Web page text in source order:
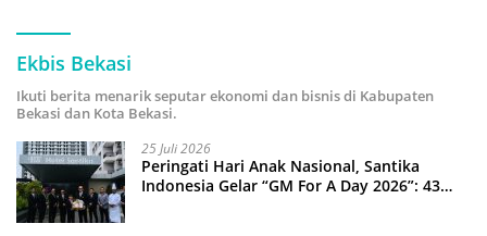
Ekbis Bekasi
Ikuti berita menarik seputar ekonomi dan bisnis di Kabupaten
Bekasi dan Kota Bekasi.
25 Juli 2026
Peringati Hari Anak Nasional, Santika
Indonesia Gelar “GM For A Day 2026”: 43